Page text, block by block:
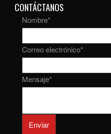
CONTÁCTANOS
Nombre*
Correo electrónico*
Mensaje*
Enviar